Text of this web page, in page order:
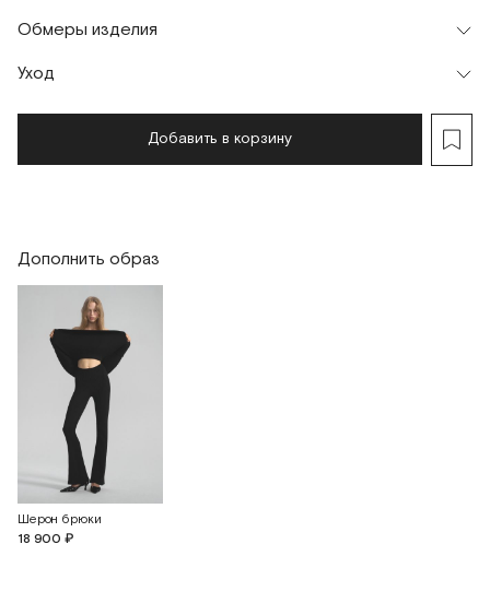
Флагман
г. Москва, Малая Бронная 16
OS
г. Москва, Малая Бронная 24/3
OS
Обмеры изделия
Уход
Добавить в корзину
Дополнить образ
Шерон брюки
18 900 ₽